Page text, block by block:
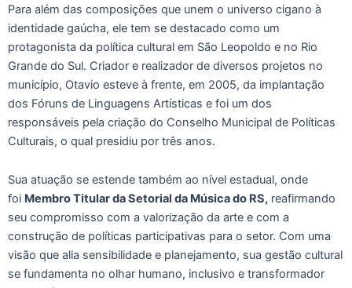
Para além das composições que unem o universo cigano à
identidade gaúcha, ele tem se destacado como um
protagonista da política cultural em São Leopoldo e no Rio
Grande do Sul. Criador e realizador de diversos projetos no
município, Otavio esteve à frente, em 2005, da implantação
dos Fóruns de Linguagens Artísticas e foi um dos
responsáveis pela criação do Conselho Municipal de Políticas
Culturais, o qual presidiu por três anos.
Sua atuação se estende também ao nível estadual, onde
foi Membro Titular da Setorial da Música do RS, reafirmando
seu compromisso com a valorização da arte e com a
construção de políticas participativas para o setor. Com uma
visão que alia sensibilidade e planejamento, sua gestão cultural
se fundamenta no olhar humano, inclusivo e transformador